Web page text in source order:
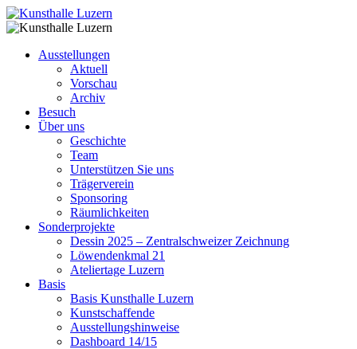
Ausstellungen
Aktuell
Vorschau
Archiv
Besuch
Über uns
Geschichte
Team
Unterstützen Sie uns
Trägerverein
Sponsoring
Räumlichkeiten
Sonderprojekte
Dessin 2025 – Zentralschweizer Zeichnung
Löwendenkmal 21
Ateliertage Luzern
Basis
Basis Kunsthalle Luzern
Kunstschaffende
Ausstellungshinweise
Dashboard 14/15